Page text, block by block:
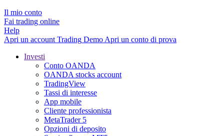
Il mio conto
Fai trading online
Help
Apri un account Trading Demo Apri un conto di prova
Investi
Conto OANDA
OANDA stocks account
TradingView
Tassi di interesse
App mobile
Cliente professionista
MetaTrader 5
Opzioni di deposito